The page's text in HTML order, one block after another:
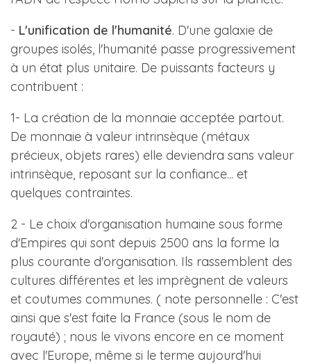
- L'unification de l'humanité. D'une galaxie de
groupes isolés, l'humanité passe progressivement
à un état plus unitaire. De puissants facteurs y
contribuent :
1- La création de la monnaie acceptée partout.
De monnaie à valeur intrinsèque (métaux
précieux, objets rares) elle deviendra sans valeur
intrinsèque, reposant sur la confiance... et
quelques contraintes.
2 - Le choix d'organisation humaine sous forme
d'Empires qui sont depuis 2500 ans la forme la
plus courante d'organisation. Ils rassemblent des
cultures différentes et les imprègnent de valeurs
et coutumes communes. ( note personnelle : C'est
ainsi que s'est faite la France (sous le nom de
royauté) ; nous le vivons encore en ce moment
avec l'Europe, même si le terme aujourd'hui